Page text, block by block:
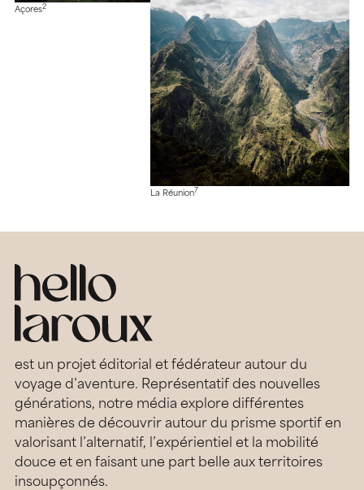
Açores2
La Réunion7
est un projet éditorial et fédérateur autour du
voyage d’aventure. Représentatif des nouvelles
générations, notre média explore différentes
manières de découvrir autour du prisme sportif en
valorisant l’alternatif, l’expérientiel et la mobilité
douce et en faisant une part belle aux territoires
insoupçonnés.